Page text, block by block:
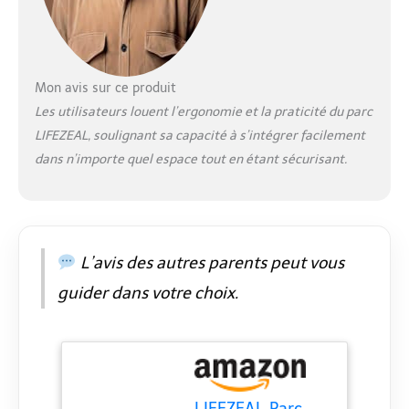
【Matériau sûr】Le
parc pour bébé est
et inoffensif, sûr et
sain. 【Détaillé
design】Les quatre
coins sont
est équipé de
fermetures éclair
pour offrir plus de
livré avec 50 balles
de jeu et 4 poignées
Mon avis sur ce produit
Les utilisateurs louent l’ergonomie et la praticité du parc
LIFEZEAL, soulignant sa capacité à s’intégrer facilement
dans n’importe quel espace tout en étant sécurisant.
L’avis des autres parents peut vous
guider dans votre choix.